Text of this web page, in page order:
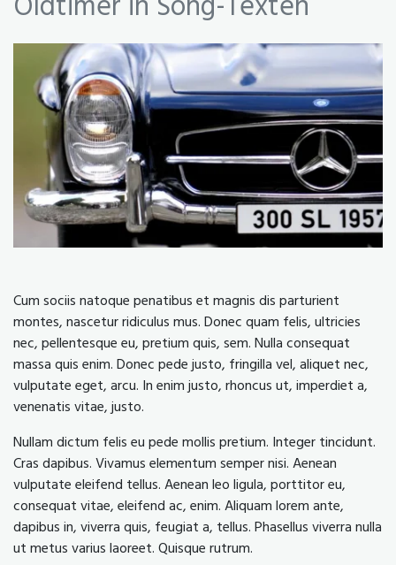
Cum sociis natoque penatibus et magnis dis parturient
montes, nascetur ridiculus mus. Donec quam felis, ultricies
nec, pellentesque eu, pretium quis, sem. Nulla consequat
massa quis enim. Donec pede justo, fringilla vel, aliquet nec,
vulputate eget, arcu. In enim justo, rhoncus ut, imperdiet a,
venenatis vitae, justo.
Nullam dictum felis eu pede mollis pretium. Integer tincidunt.
Cras dapibus. Vivamus elementum semper nisi. Aenean
vulputate eleifend tellus. Aenean leo ligula, porttitor eu,
consequat vitae, eleifend ac, enim. Aliquam lorem ante,
dapibus in, viverra quis, feugiat a, tellus. Phasellus viverra nulla
ut metus varius laoreet. Quisque rutrum.